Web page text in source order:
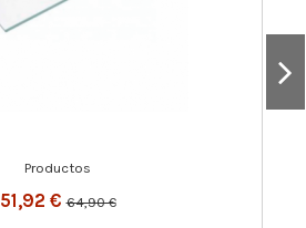
Productos
51,92 €64,90 €